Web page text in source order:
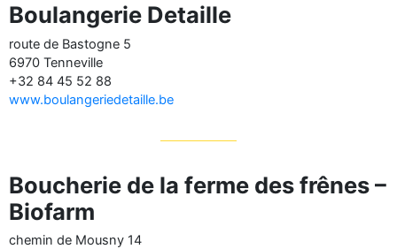
Boulangerie Detaille
route de Bastogne 5
6970 Tenneville
+32 84 45 52 88
www.boulangeriedetaille.be
Boucherie de la ferme des frênes –
Biofarm
chemin de Mousny 14